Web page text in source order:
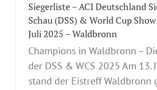
Siegerliste – ACI Deutschland
Schau (DSS) & World Cup
Juli 2025 – Waldbronn
Champions in Waldbronn –
der DSS & WCS 2025 Am 13.
stand der Eistreff Waldbronn